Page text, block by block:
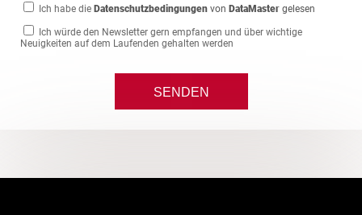
Ich habe die Datenschutzbedingungen von DataMaster gelesen
Ich würde den Newsletter gern empfangen und über wichtige
Neuigkeiten auf dem Laufenden gehalten werden